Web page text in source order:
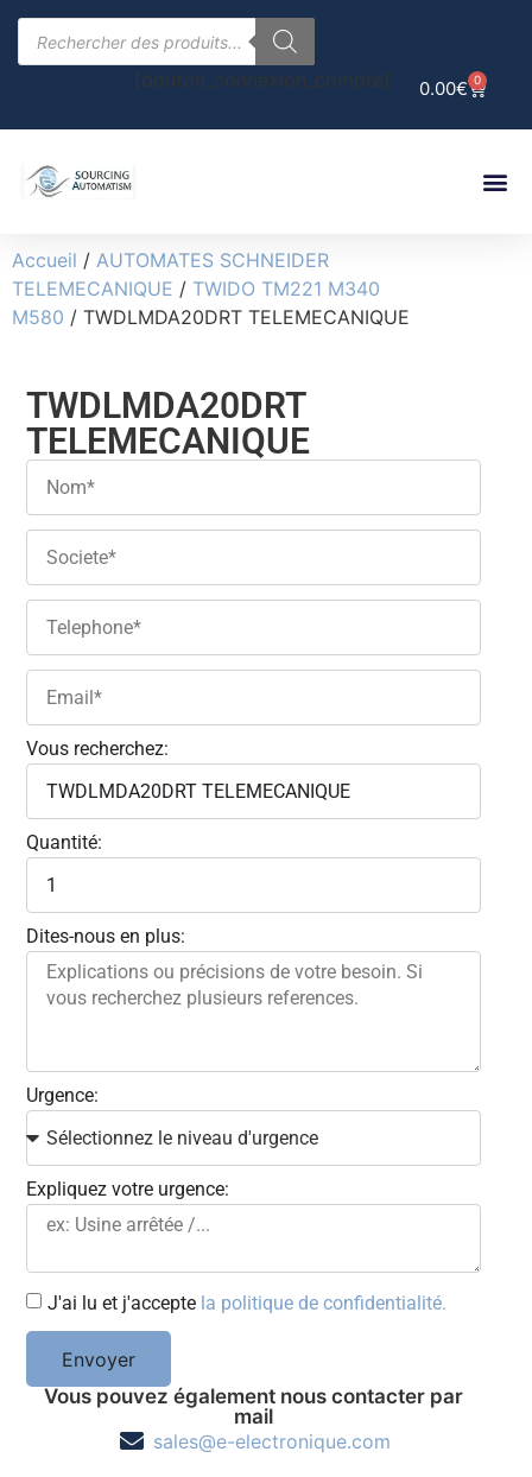
0.00€ 0
[bouton_connexion_compte]
Accueil / AUTOMATES SCHNEIDER
TELEMECANIQUE / TWIDO TM221 M340
M580 / TWDLMDA20DRT TELEMECANIQUE
TWDLMDA20DRT
TELEMECANIQUE
Vous recherchez:
Quantité:
Dites-nous en plus:
Urgence:
Expliquez votre urgence:
J'ai lu et j'accepte la politique de confidentialité.
Envoyer
Vous pouvez également nous contacter par
mail
sales@e-electronique.com